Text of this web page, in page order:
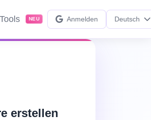
NEU Anmelden Deutsch
erstellen